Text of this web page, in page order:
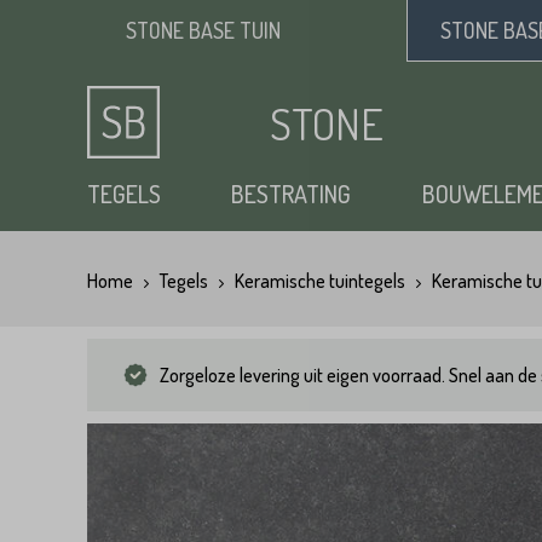
STONE BASE TUIN STONE
STONE
BASE
TEGELS
Keramische tuintegels
Flagstones
Zwembad randtegels
BESTRATING
Klinkers
Kasseien
Kinderkoppen
Opsluitbanden
Vijverranden
Steenstrips
Siergrind
Benodigdheden
Vloertegels
Home Tegels Keramische tuintegels Keramische
Zorgeloze levering uit eigen voorraad. Snel aan de